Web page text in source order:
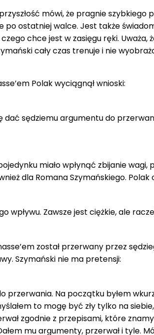
mówi, że pragnie szybkiego
po ostatniej walce. Jest także
chce jest w zasięgu ręki. Uważa,
cały czas trenuje i nie
Polak wyciągnął wnioski:
sędziemu argumentu do
miało wpłynąć zbijanie
dla Romana Szymańskiego. Polak
wpływu. Zawsze jest ciężkie, ale
został przerwany przez
Szymański nie ma pretensji:
przerwania. Na początku byłem
to mogę być zły tylko na
zgodnie z przepisami, które
mu argumenty, przerwał i tyle.